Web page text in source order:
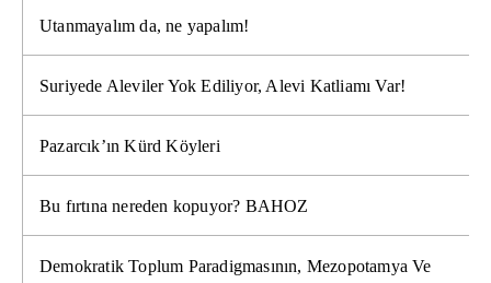
Utanmayalım da, ne yapalım!
Suriyede Aleviler Yok Ediliyor, Alevi Katliamı Var!
Pazarcık’ın Kürd Köyleri
Bu fırtına nereden kopuyor? BAHOZ
Demokratik Toplum Paradigmasının, Mezopotamya Ve